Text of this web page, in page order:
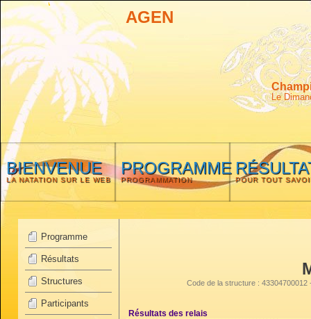
AGEN
Le
BIENVENUE
LA NATATION SUR LE WEB
PROGRAMME
PROGRAMMATION POUR TOUT
Programme
Résultats
Structures
Participants
Code de la structure :
Résultats des relais